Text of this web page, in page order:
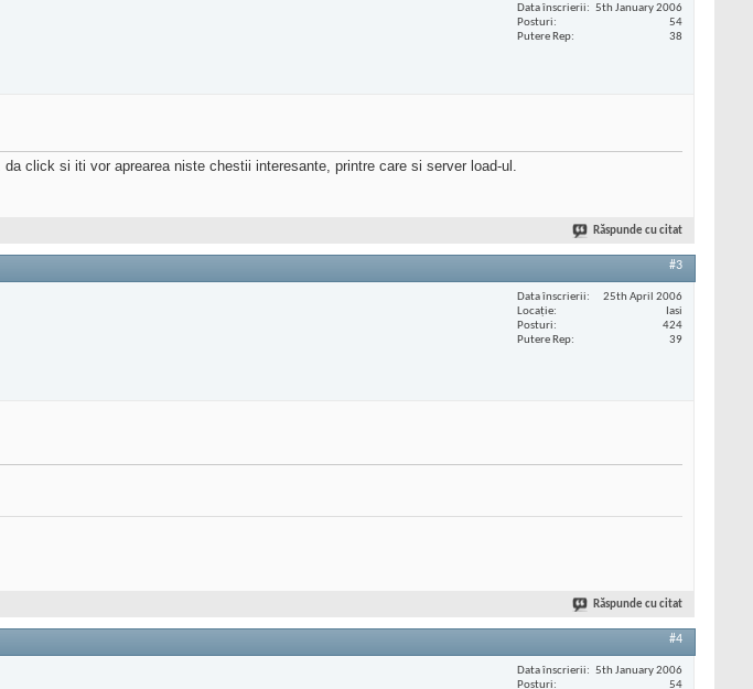
Data înscrierii
5th January 2006
Posturi
54
Putere Rep
38
click si iti vor aprearea niste chestii interesante, printre care si server load-ul.
Răspunde cu citat
#3
Data înscrierii
25th April 2006
Locaţie
Iasi
Posturi
424
Putere Rep
39
Răspunde cu citat
#4
Data înscrierii
5th January 2006
Posturi
54